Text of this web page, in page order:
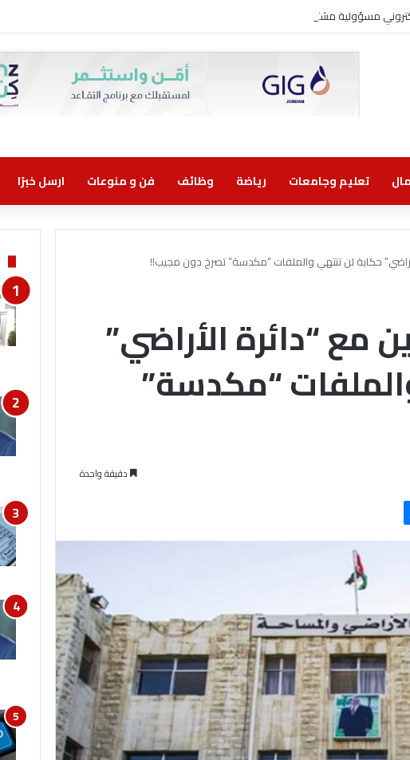
مسؤولية مشتركة
تعليم وجامعات رياضة وظائف فن و منوعات ارسل خبرًا
حكاية لن تنتهي والملفات “مكدسة” تصرخ دون مجيب!!
مع “دائرة الأراضي”
“مكدسة”
دقيقة واحدة